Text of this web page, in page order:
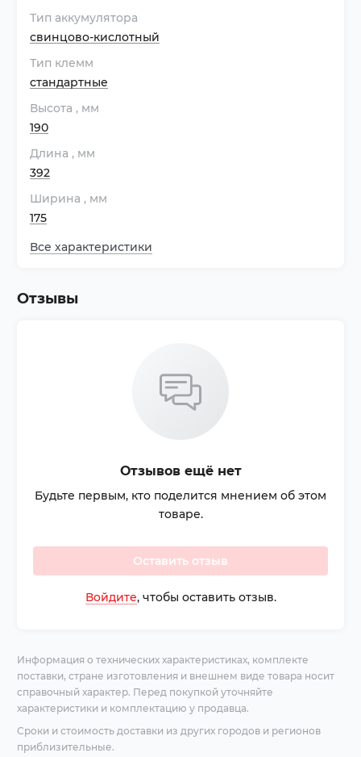
Тип аккумулятора
свинцово-кислотный
Тип клемм
стандартные
Высота , мм
190
Длина , мм
392
Ширина , мм
175
Все характеристики
Отзывы
Отзывов ещё нет
Будьте первым, кто поделится мнением об этом
товаре.
Оставить отзыв
Войдите, чтобы оставить отзыв.
Информация о технических характеристиках, комплекте
поставки, стране изготовления и внешнем виде товара носит
справочный характер. Перед покупкой уточняйте
характеристики и комплектацию у продавца.
Сроки и стоимость доставки из других городов и регионов
приблизительные.